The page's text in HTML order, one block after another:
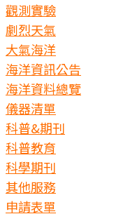
觀測實驗
劇烈天氣
大氣海洋
海洋資訊公告
海洋資料總覽
儀器清單
科普&期刊
科普教育
科學期刊
其他服務
申請表單